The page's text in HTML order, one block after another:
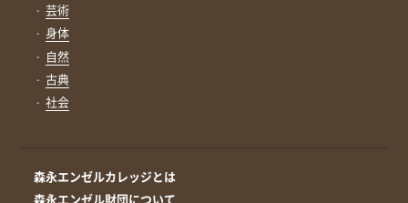
芸術
身体
自然
古典
社会
森永エンゼルカレッジとは
森永エンゼル財団について